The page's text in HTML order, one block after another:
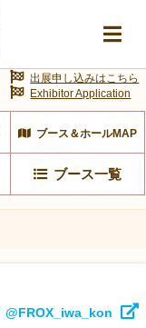
ブース＆ホールMAP
ブース一覧
出展申し込みはこちら
Exhibitor Application
@FROX_iwa_kon